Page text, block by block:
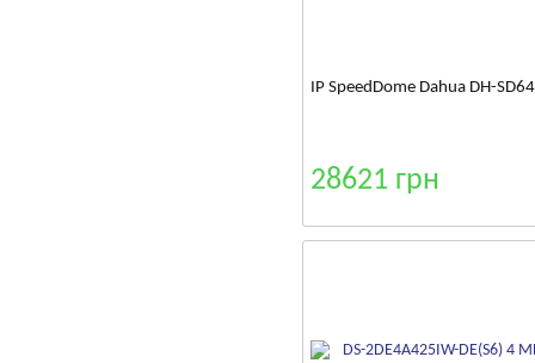
IP SpeedDome Dahua DH-
28621 грн